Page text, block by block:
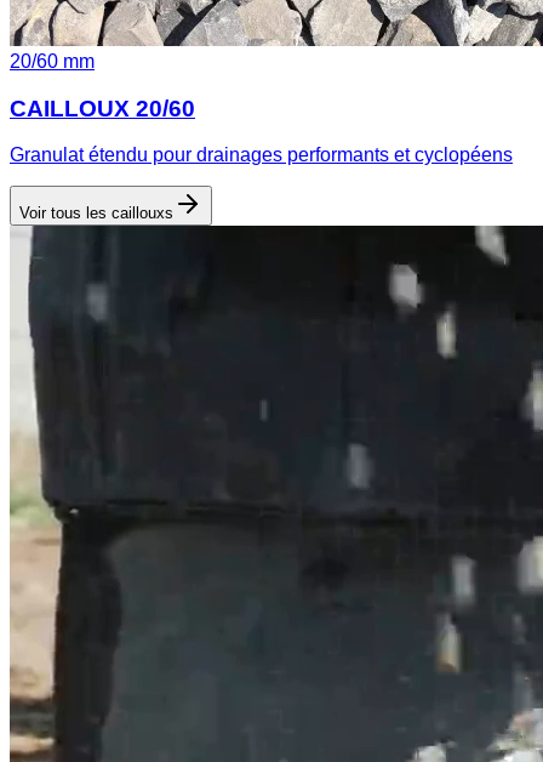
20/60 mm
CAILLOUX 20/60
Granulat étendu pour drainages performants et cyclopéens
Voir tous les caillouxs